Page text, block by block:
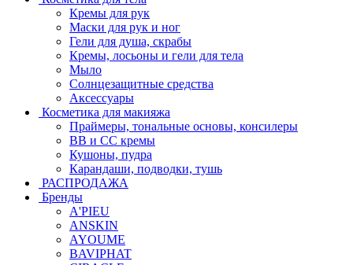
Кремы для рук
Маски для рук и ног
Гели для душа, скрабы
Кремы, лосьоны и гели для тела
Мыло
Солнцезащитные средства
Аксессуары
Косметика для макияжа
Праймеры, тональные основы, консилеры
BB и CC кремы
Кушоны, пудра
Карандаши, подводки, тушь
РАСПРОДАЖА
Бренды
A'PIEU
ANSKIN
AYOUME
BAVIPHAT